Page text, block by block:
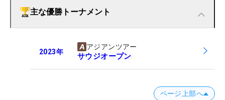
主な優勝トーナメント
2023年
アジアンツアー
サウジオープン
ページ上部へ